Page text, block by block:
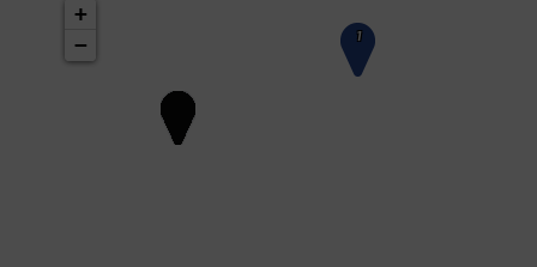
1
+
−